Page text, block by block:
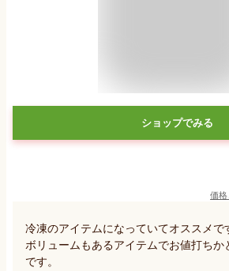
ショップでみる
価格
冷凍のアイテムになっていてオススメで
ボリュームもあるアイテムでお値打ちか
です。